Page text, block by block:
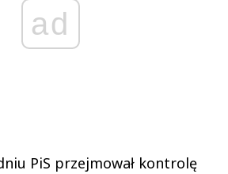
ad
PiS przejmował kontrolę